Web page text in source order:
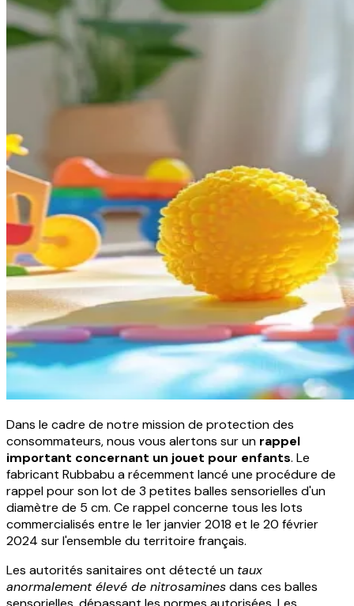
Dans le cadre de notre mission de protection des
consommateurs, nous vous alertons sur un rappel
important concernant un jouet pour enfants. Le
fabricant Rubbabu a récemment lancé une procédure de
rappel pour son lot de 3 petites balles sensorielles d'un
diamètre de 5 cm. Ce rappel concerne tous les lots
commercialisés entre le 1er janvier 2018 et le 20 février
2024 sur l'ensemble du territoire français.
Les autorités sanitaires ont détecté un taux
anormalement élevé de nitrosaminesdans ces balles